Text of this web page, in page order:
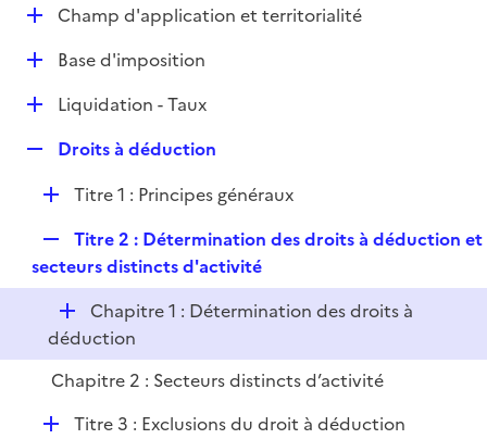
p
l
i
e
DChamp d'application et territorialité
D
e
Base d'imposition
D
l
i
e
r
Liquidation - Taux
p
e
Droits à déduction
D
l
i
e
r
Titre 1 : Principes généraux
e
p
l
i
e
r
Titre 2 : Détermination des droits à déduction et
secteurs distincts d'activité
D
é
p
l
i
Chapitre 1 : Détermination des droits à
déduction
Chapitre 2 : Secteurs distincts d’activité
DTitre 3 : Exclusions du droit à déduction